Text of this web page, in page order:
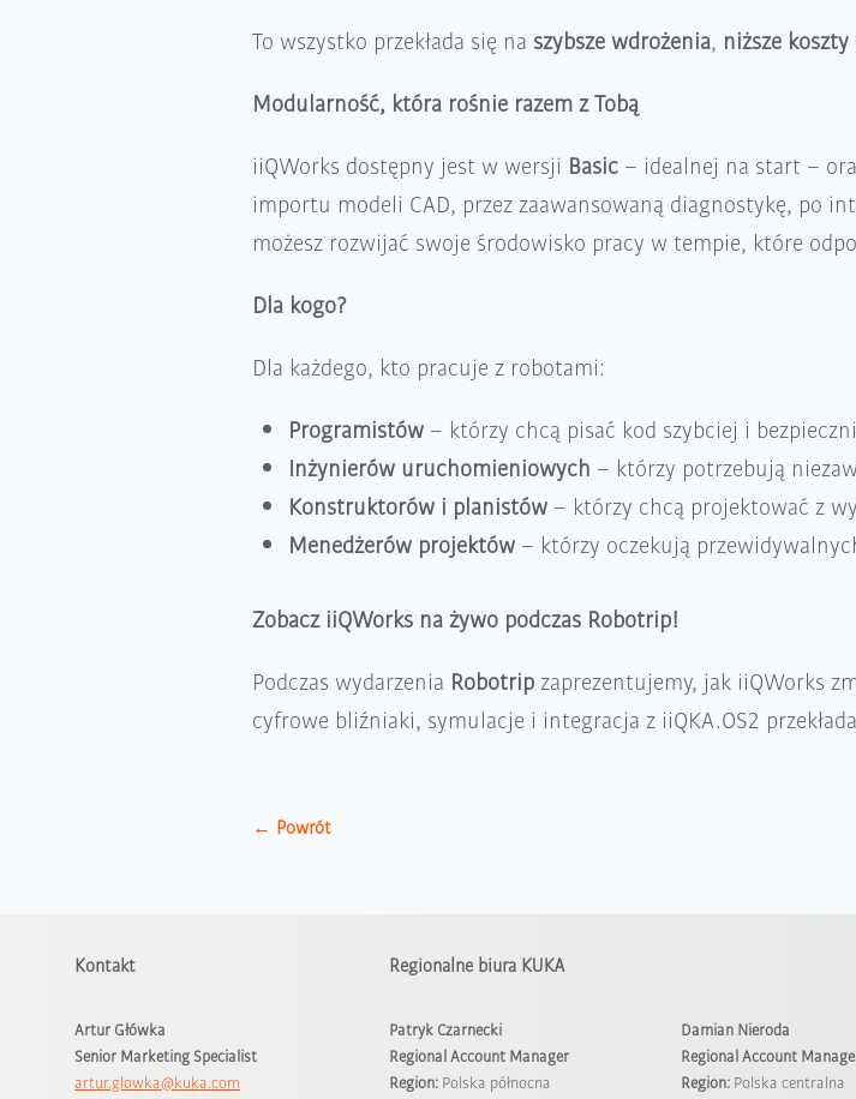
To wszystko przekłada się na szybsze wdrożenia, niższe koszty
Modularność, która rośnie razem z Tobą
iiQWorks dostępny jest w wersji Basic– idealnej na start –
importu modeli CAD, przez zaawansowaną diagnostykę, po
możesz rozwijać swoje środowisko pracy w tempie, które
Dla kogo?
Dla każdego, kto pracuje z robotami:
Programistów– którzy chcą pisać kod szybciej i
Inżynierów uruchomieniowych – którzy potrzebują
Konstruktorów i planistów– którzy chcą projektować z
Menedżerów projektów– którzy oczekują
Zobacz iiQWorks na żywo podczas Robotrip!
Podczas wydarzenia Robotripzaprezentujemy, jak iiQWorks
cyfrowe bliźniaki, symulacje i integracja z iiQKA.OS2
← Powrót
Kontakt
Artur Główka
Senior Marketing Specialist
artur.glowka@kuka.com
Regionalne biura KUKA
Patryk Czarnecki
Regional Account Manager
Region: Polska północna
Damian Nieroda
Regional Account
Region: Polska centralna